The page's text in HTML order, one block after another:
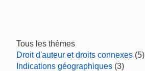
Tous les thèmes
Droit d'auteur et droits connexes (5)
Indications géographiques (3)